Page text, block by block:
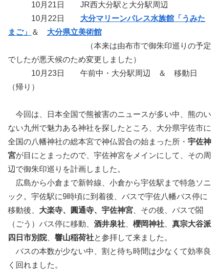
10月21日 JR西大分駅と大分駅周辺
10月22日 大分マリーンパレス水族館「うみた
まご」
＆ 大分県立美術館
（本来は由布市で御朱印巡りの予定
でしたが悪天候のため変更しました）
10月23日 午前中・大分駅周辺 ＆ 移動日
（帰り）
今回は、日本全国で熊被害のニュースが多い中、熊のい
ない九州で魅力ある神社を探したところ、大分県宇佐市に
全国の八幡神社の総本宮で神仏習合の始まった所・ 宇佐神
宮が目にとまったので、宇佐神宮をメインにして、その周
辺で御朱印巡りを計画しました。
広島から小倉まで新幹線、小倉から宇佐駅まで特急ソニ
ック。宇佐駅に9時頃に到着後、バスで宇佐八幡バス停に
移動後、 大楽寺、圓通寺、宇佐神宮 、その後、バスで閤
（ごう）バス停に移動、 酒井泉社 櫻岡神社
真宗大谷派
四日市別院、響山稲荷社と参拝して来ました。
バスの本数が少ない中、割と待ち時間は少なくて効率良
く回れました。